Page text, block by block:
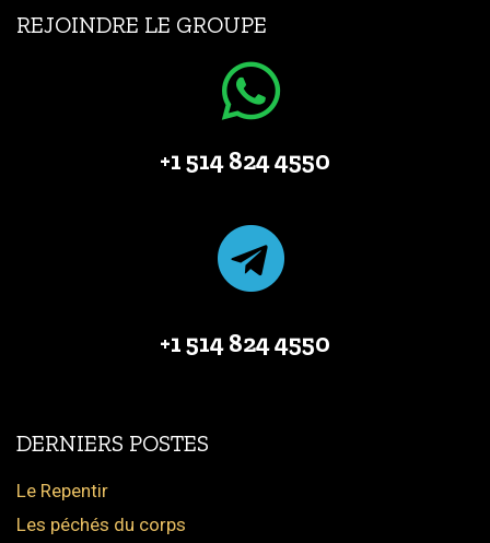
REJOINDRE LE GROUPE
+1 514 824 4550
+1 514 824 4550
DERNIERS POSTES
Le Repentir
Les péchés du corps